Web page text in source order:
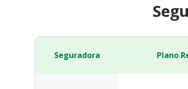
Seguradora Plano